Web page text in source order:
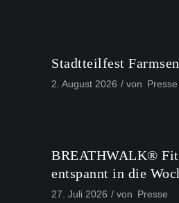
Stadtteilfest
2. August 2026 von Presse
BREATHWALK® Fit
entspannt in die
27. Juli 2026 von Presse